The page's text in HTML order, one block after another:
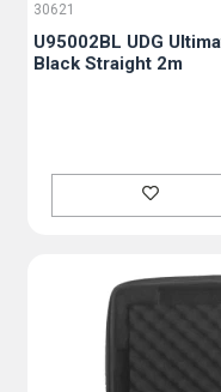
30621
U95002BL UDG
Black Straight 2m